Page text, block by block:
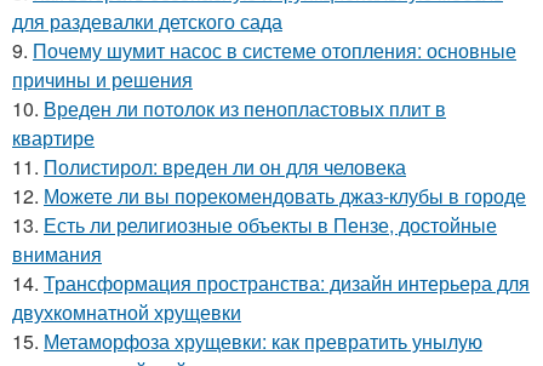
для раздевалки детского сада
9. Почему шумит насос в системе отопления: основные
причины и решения
10. Вреден ли потолок из пенопластовых плит в
квартире
11. Полистирол: вреден ли он для человека
12. Можете ли вы порекомендовать джаз-клубы в городе
13. Есть ли религиозные объекты в Пензе, достойные
внимания
14. Трансформация пространства: дизайн интерьера для
двухкомнатной хрущевки
15. Метаморфоза хрущевки: как превратить унылую